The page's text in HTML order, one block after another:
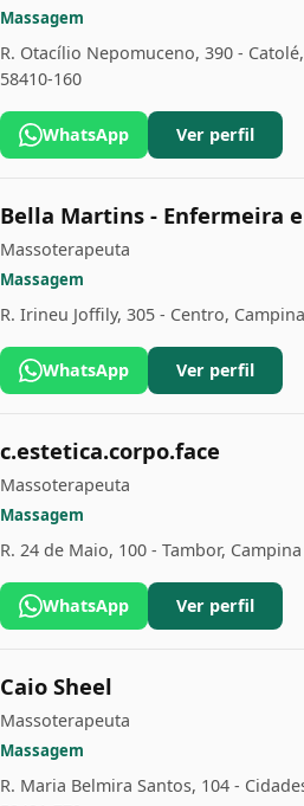
Massagem
R. Otacílio Nepomuceno, 390 -
58410-160
WhatsApp Ver perfil
Bella Martins - Enfermeira
Massoterapeuta
Massagem
R. Irineu Joffily, 305 - Centro,
WhatsApp Ver perfil
c.estetica.corpo.face
Massoterapeuta
Massagem
R. 24 de Maio, 100 - Tambor,
WhatsApp Ver perfil
Caio Sheel
Massoterapeuta
Massagem
R. Maria Belmira Santos, 104 -